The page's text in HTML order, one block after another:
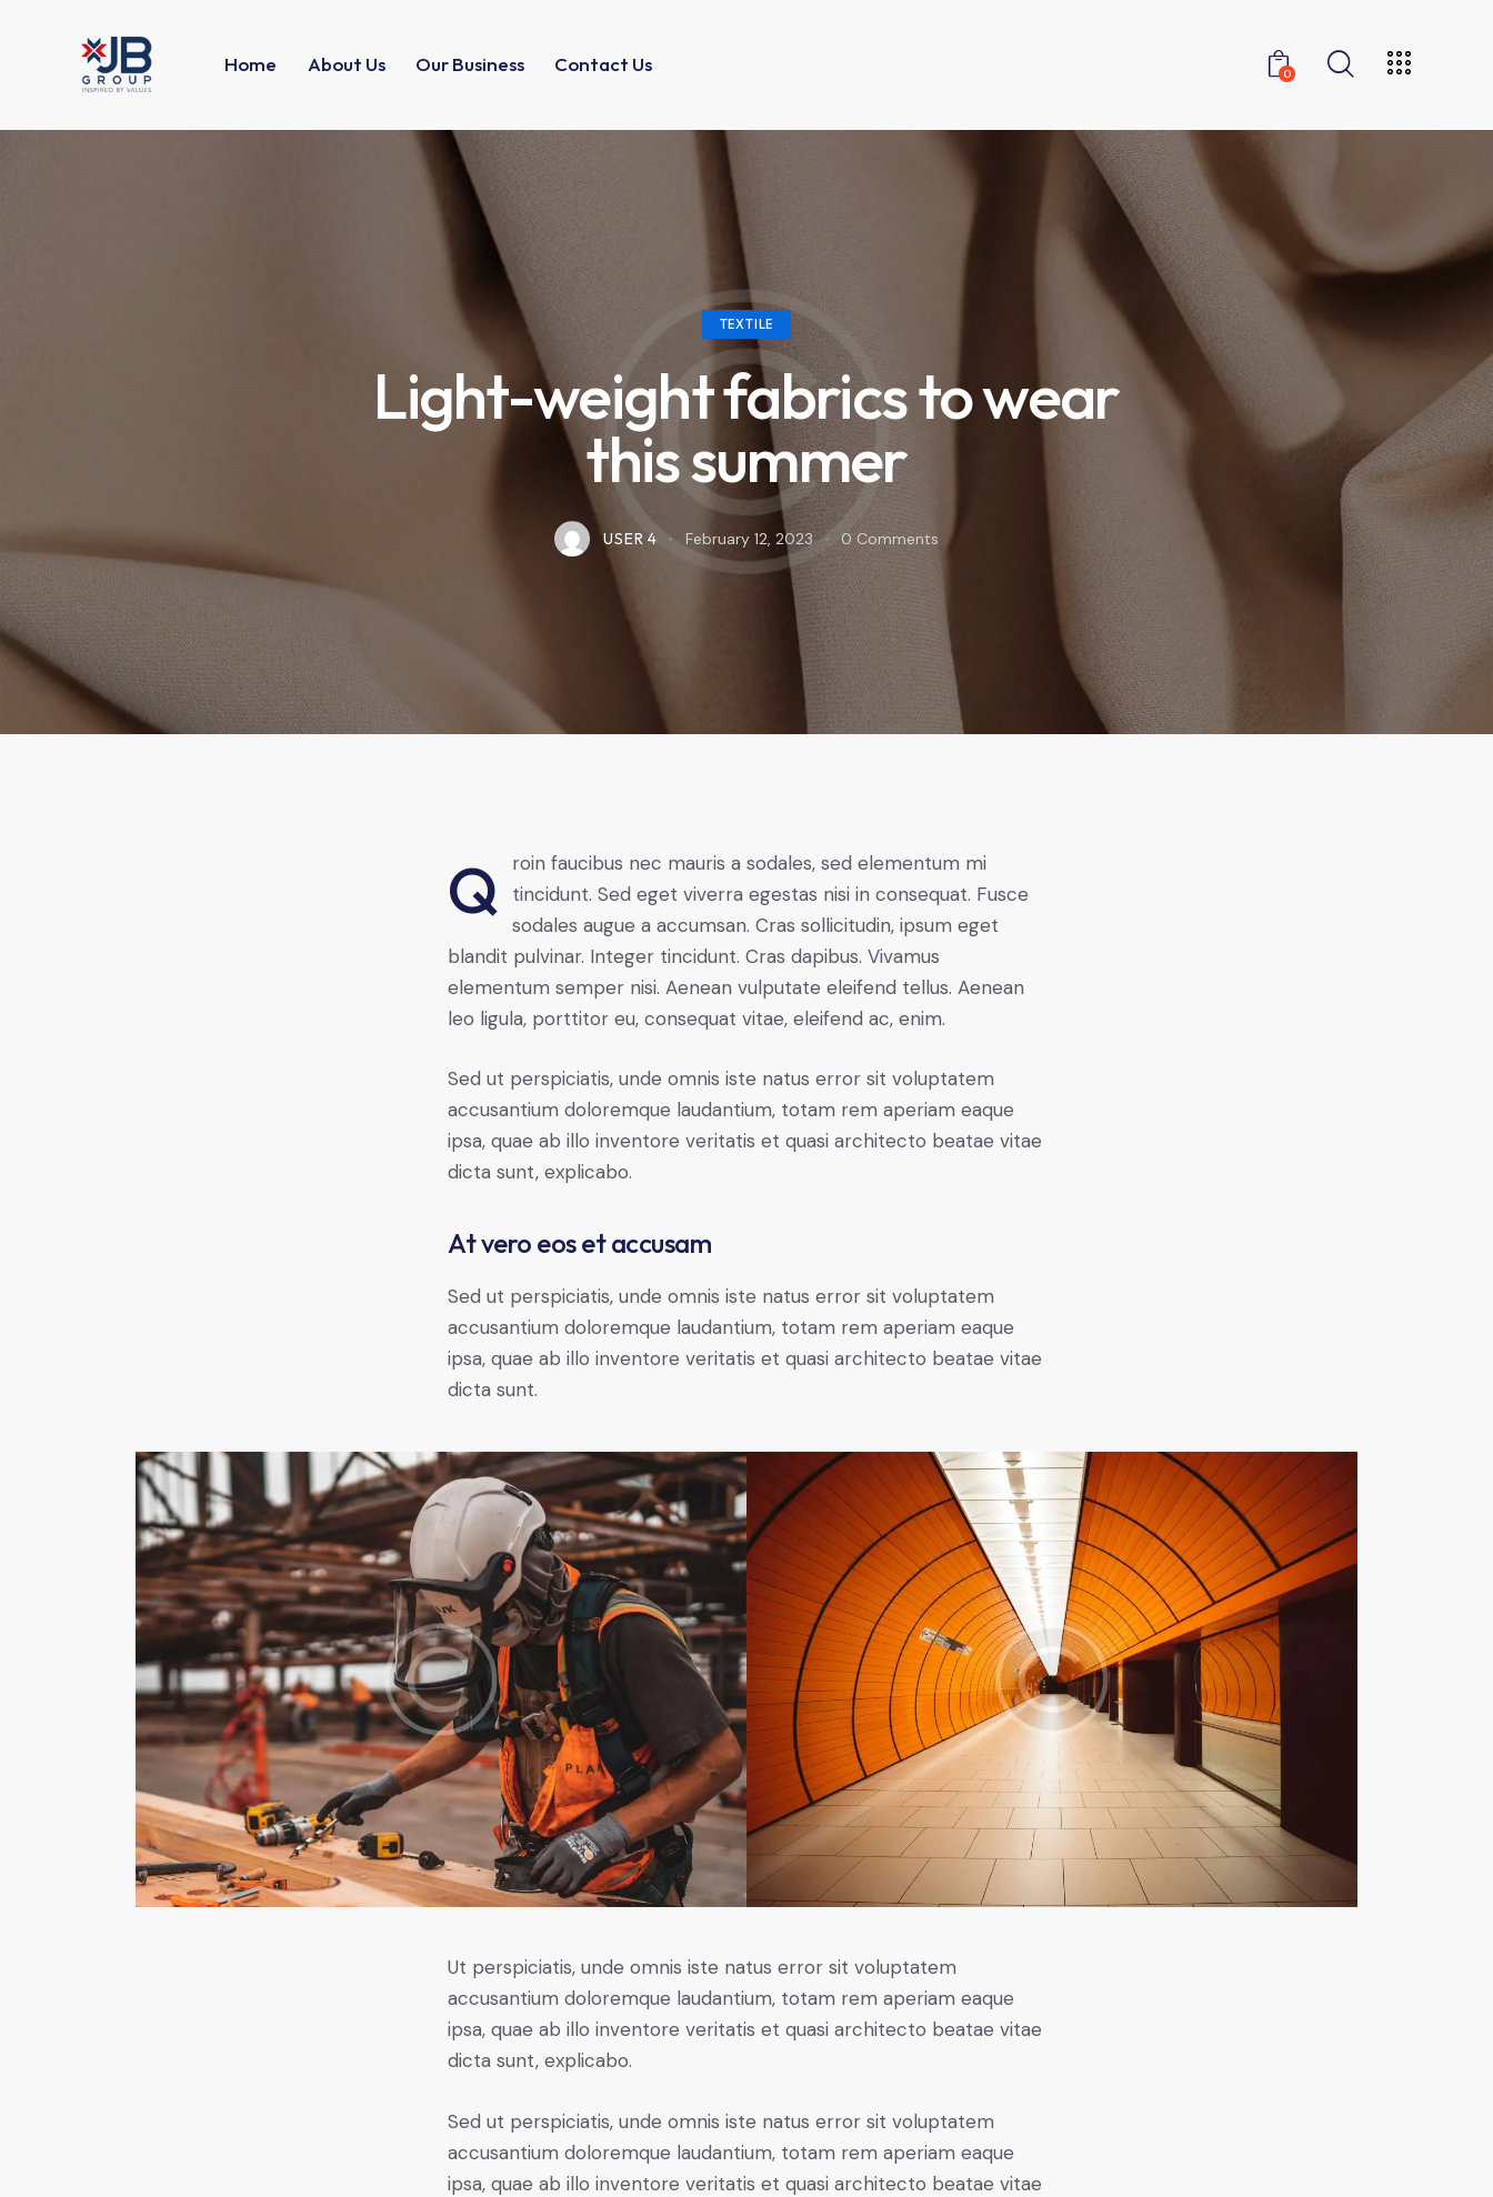
Home About Us Our Business Contact Us 0
TEXTILE
Light-weight fabrics to wear
this summer
USER 4 February 12, 2023 0 Comments
Qroin faucibus nec mauris a sodales, sed elementum mi
tincidunt. Sed eget viverra egestas nisi in consequat. Fusce
sodales augue a accumsan. Cras sollicitudin, ipsum eget
blandit pulvinar. Integer tincidunt. Cras dapibus. Vivamus
elementum semper nisi. Aenean vulputate eleifend tellus. Aenean
leo ligula, porttitor eu, consequat vitae, eleifend ac, enim.
Sed ut perspiciatis, unde omnis iste natus error sit voluptatem
accusantium doloremque laudantium, totam rem aperiam eaque
ipsa, quae ab illo inventore veritatis et quasi architecto beatae vitae
dicta sunt, explicabo.
At vero eos et accusam
Sed ut perspiciatis, unde omnis iste natus error sit voluptatem
accusantium doloremque laudantium, totam rem aperiam eaque
ipsa, quae ab illo inventore veritatis et quasi architecto beatae vitae
dicta sunt.
Ut perspiciatis, unde omnis iste natus error sit voluptatem
accusantium doloremque laudantium, totam rem aperiam eaque
ipsa, quae ab illo inventore veritatis et quasi architecto beatae vitae
dicta sunt, explicabo.
Sed ut perspiciatis, unde omnis iste natus error sit voluptatem
accusantium doloremque laudantium, totam rem aperiam eaque
ipsa, quae ab illo inventore veritatis et quasi architecto beatae vitae